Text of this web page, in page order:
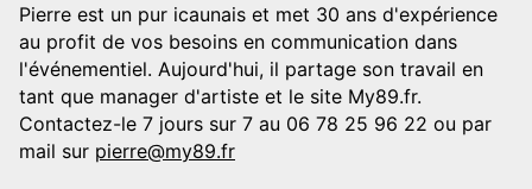
Pierre est un pur icaunais et met 30 ans d'expérience
au profit de vos besoins en communication dans
l'événementiel. Aujourd'hui, il partage son travail en
tant que manager d'artiste et le site My89.fr.
Contactez-le 7 jours sur 7 au 06 78 25 96 22 ou par
mail sur pierre@my89.fr